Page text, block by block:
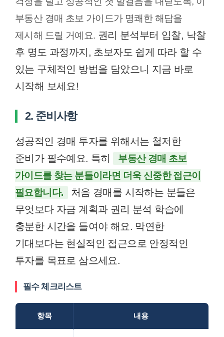
부동산 경매 초보 가이드가 명쾌한 해답을
제시해 드릴 거예요. 권리 분석부터 입찰, 낙찰
후 명도 과정까지, 초보자도 쉽게 따라 할 수
있는 구체적인 방법을 담았으니 지금 바로
시작해 보세요!
2. 준비사항
성공적인 경매 투자를 위해서는 철저한
준비가 필수예요. 특히
부동산 경매 초보
가이드를 찾는 분들이라면 더욱 신중한 접근이
필요합니다.
처음 경매를 시작하는 분들은
무엇보다 자금 계획과 권리 분석 학습에
충분한 시간을 들여야 해요. 막연한
기대보다는 현실적인 접근으로 안정적인
투자를 목표로 삼으세요.
필수 체크리스트
항목 내용